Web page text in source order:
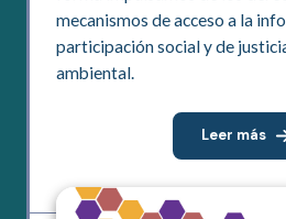
mecanismos de acceso a la
participación social y de
ambiental.
Leer más